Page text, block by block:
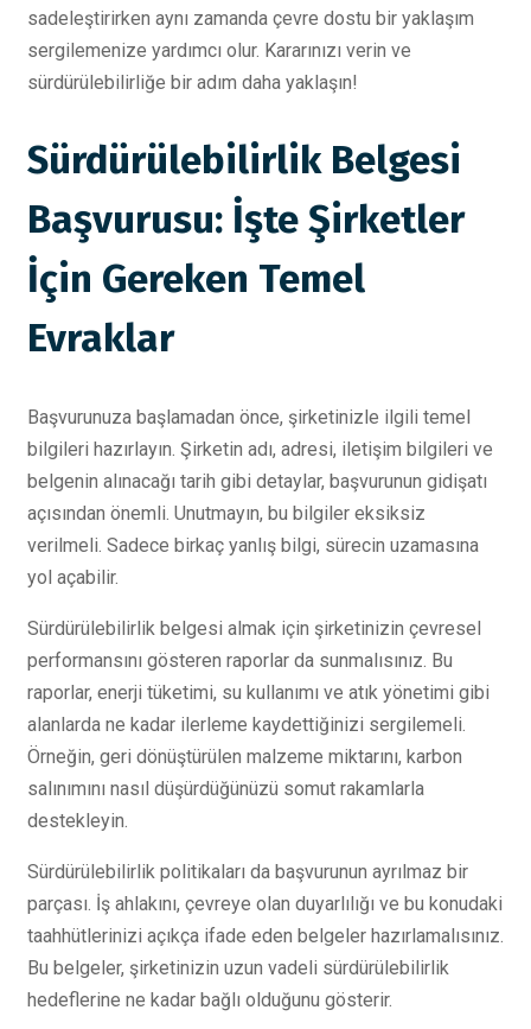
sadeleştirirken aynı zamanda çevre dostu bir yaklaşım
sergilemenize yardımcı olur. Kararınızı verin ve
sürdürülebilirliğe bir adım daha yaklaşın!
Sürdürülebilirlik Belgesi
Başvurusu: İşte Şirketler
İçin Gereken Temel
Evraklar
Başvurunuza başlamadan önce, şirketinizle ilgili temel
bilgileri hazırlayın. Şirketin adı, adresi, iletişim bilgileri ve
belgenin alınacağı tarih gibi detaylar, başvurunun gidişatı
açısından önemli. Unutmayın, bu bilgiler eksiksiz
verilmeli. Sadece birkaç yanlış bilgi, sürecin uzamasına
yol açabilir.
Sürdürülebilirlik belgesi almak için şirketinizin çevresel
performansını gösteren raporlar da sunmalısınız. Bu
raporlar, enerji tüketimi, su kullanımı ve atık yönetimi gibi
alanlarda ne kadar ilerleme kaydettiğinizi sergilemeli.
Örneğin, geri dönüştürülen malzeme miktarını, karbon
salınımını nasıl düşürdüğünüzü somut rakamlarla
destekleyin.
Sürdürülebilirlik politikaları da başvurunun ayrılmaz bir
parçası. İş ahlakını, çevreye olan duyarlılığı ve bu konudaki
taahhütlerinizi açıkça ifade eden belgeler hazırlamalısınız.
Bu belgeler, şirketinizin uzun vadeli sürdürülebilirlik
hedeflerine ne kadar bağlı olduğunu gösterir.